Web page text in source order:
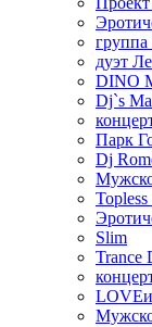
дуэт
DINO
Dj`s
Парк
Dj
Slim
Trance